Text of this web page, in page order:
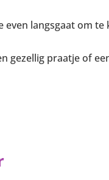
langsgaat om te
gezellig praatje of